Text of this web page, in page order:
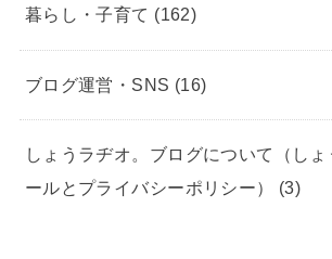
暮らし・子育て (162)
ブログ運営・SNS (16)
しょうラヂオ。ブログについて（しょ
ールとプライバシーポリシー） (3)